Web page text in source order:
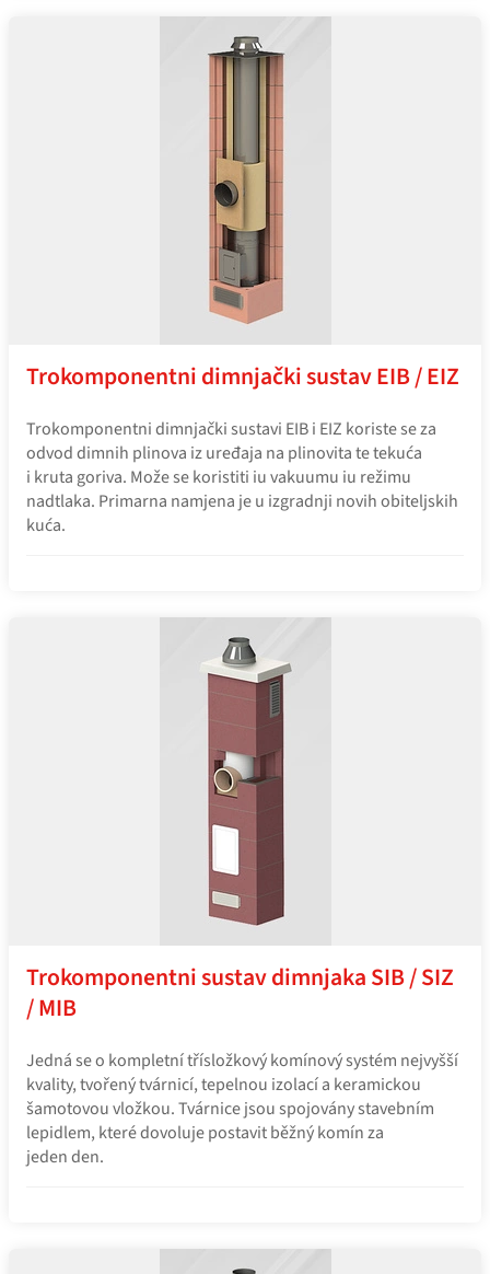
Trokomponentni dimnjački sustav EIB / EIZ
Trokomponentni dimnjački sustavi EIB i EIZ koriste se za
odvod dimnih plinova iz uređaja na plinovita te tekuća
i kruta goriva. Može se koristiti iu vakuumu iu režimu
nadtlaka. Primarna namjena je u izgradnji novih obiteljskih
kuća.
Trokomponentni sustav dimnjaka SIB / SIZ
/ MIB
Jedná se o kompletní třísložkový komínový systém nejvyšší
kvality, tvořený tvárnicí, tepelnou izolací a keramickou
šamotovou vložkou. Tvárnice jsou spojovány stavebním
lepidlem, které dovoluje postavit běžný komín za
jeden den.